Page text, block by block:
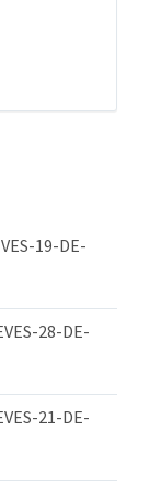
19-DE-
28-DE-
21-DE-